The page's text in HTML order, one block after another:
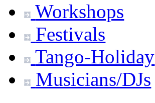
Workshops
Festivals
Tango-Holiday
Musicians/DJs